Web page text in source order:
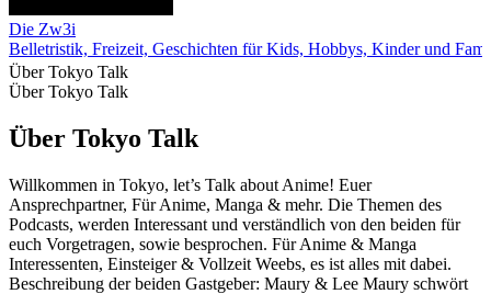
Die Zw3i
Belletristik, Freizeit, Geschichten für Kids, Hobbys, Kinder und
Über Tokyo Talk
Über Tokyo Talk
Über Tokyo Talk
Willkommen in Tokyo, let’s Talk about Anime! Euer
Ansprechpartner, Für Anime, Manga & mehr. Die Themen des
Podcasts, werden Interessant und verständlich von den beiden für
euch Vorgetragen, sowie besprochen. Für Anime & Manga
Interessenten, Einsteiger & Vollzeit Weebs, es ist alles mit dabei.
Beschreibung der beiden Gastgeber: Maury & Lee Maury schwört